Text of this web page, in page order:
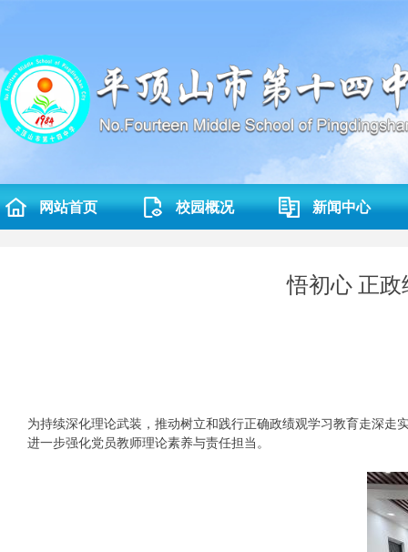
网站首页 校园概况 新闻中心
悟初心 正
为持续深化理论武装，推动树立和践行正确政绩观学习教育走深走
进一步强化党员教师理论素养与责任担当。